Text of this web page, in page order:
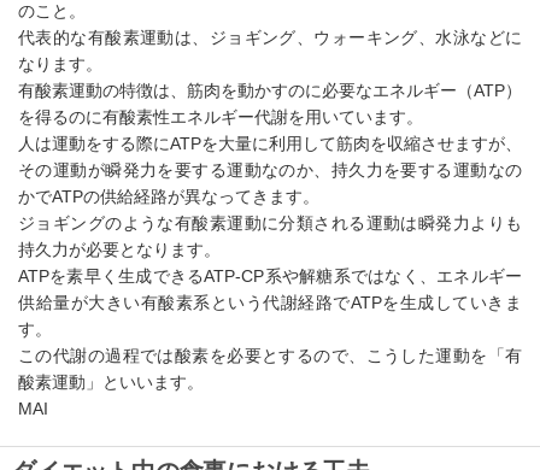
のこと。
代表的な有酸素運動は、ジョギング、ウォーキング、水泳などに
なります。
有酸素運動の特徴は、筋肉を動かすのに必要なエネルギー（ATP）
を得るのに有酸素性エネルギー代謝を用いています。
人は運動をする際にATPを大量に利用して筋肉を収縮させますが、
その運動が瞬発力を要する運動なのか、持久力を要する運動なの
かでATPの供給経路が異なってきます。
ジョギングのような有酸素運動に分類される運動は瞬発力よりも
持久力が必要となります。
ATPを素早く生成できるATP-CP系や解糖系ではなく、エネルギー
供給量が大きい有酸素系という代謝経路でATPを生成していきま
す。
この代謝の過程では酸素を必要とするので、こうした運動を「有
酸素運動」といいます。
MAI